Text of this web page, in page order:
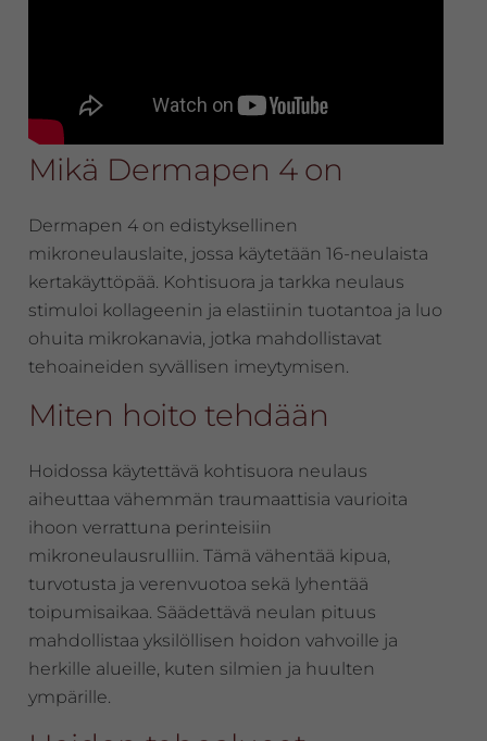
Mikä Dermapen 4 on
Dermapen 4 on edistyksellinen
mikroneulauslaite, jossa käytetään 16-neulaista
kertakäyttöpää. Kohtisuora ja tarkka neulaus
stimuloi kollageenin ja elastiinin tuotantoa ja luo
ohuita mikrokanavia, jotka mahdollistavat
tehoaineiden syvällisen imeytymisen.
Miten hoito tehdään
Hoidossa käytettävä kohtisuora neulaus
aiheuttaa vähemmän traumaattisia vaurioita
ihoon verrattuna perinteisiin
mikroneulausrulliin. Tämä vähentää kipua,
turvotusta ja verenvuotoa sekä lyhentää
toipumisaikaa. Säädettävä neulan pituus
mahdollistaa yksilöllisen hoidon vahvoille ja
herkille alueille, kuten silmien ja huulten
ympärille.